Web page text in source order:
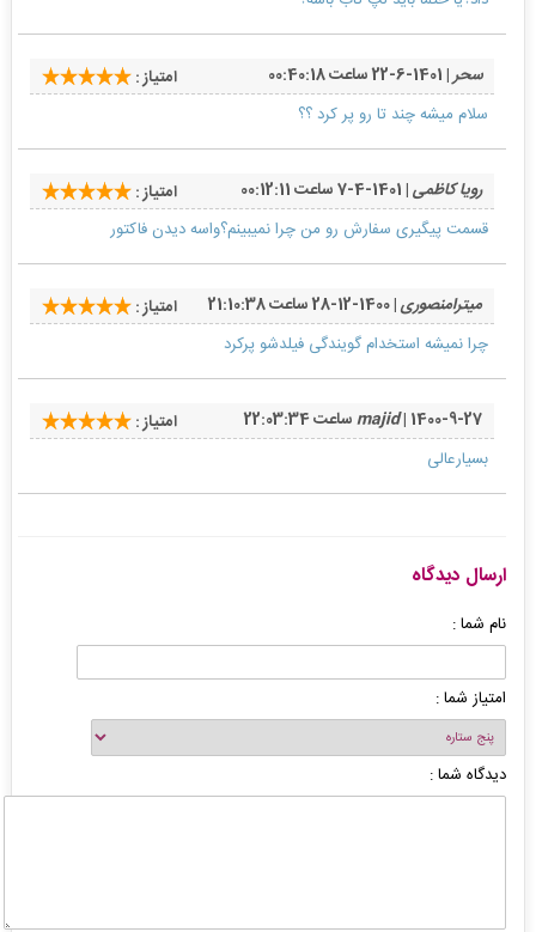
سحر| 1401-6-22 ساعت 00:40:18
امتیاز :
سلام میشه چند تا رو پر کرد ؟؟
رویا کاظمی| 1401-4-7 ساعت 00:12:11
امتیاز :
قسمت پیگیری سفارش رو من چرا نمیبینم؟واسه دیدن فاکتور
میترامنصوری| 1400-12-28 ساعت 21:10:38
امتیاز :
چرا نمیشه استخدام گویندگی فیلدشو پرکرد
majid| 1400-9-27 ساعت 22:03:34
امتیاز :
بسیارعالی
ارسال دیدگاه
نام شما :
امتیاز شما :
دیدگاه شما :